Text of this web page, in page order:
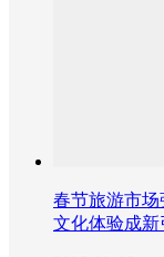
春节旅游市场
文化体验成新